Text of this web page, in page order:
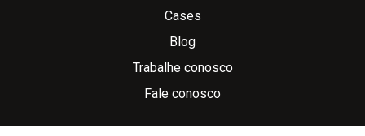
Cases
Blog
Trabalhe conosco
Fale conosco